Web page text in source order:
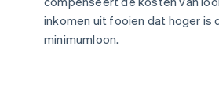
inkomen uit fooien dat hoger is
minimumloon.